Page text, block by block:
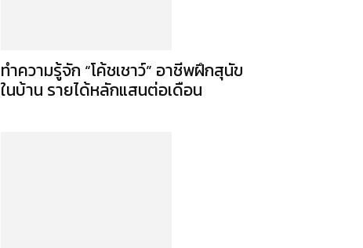
ทำความรู้จัก “โค้ชเชาว์” อาชีพฝึกสุนัข
ในบ้าน รายได้หลักแสนต่อเดือน